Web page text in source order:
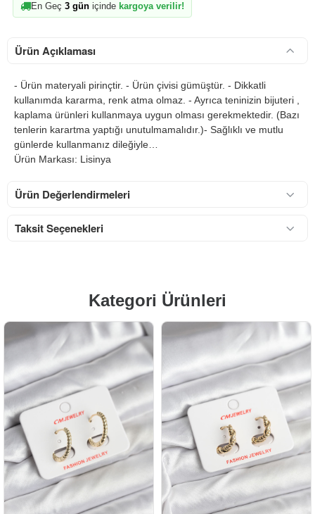
En Geç 3 gün içinde kargoya verilir!
Ürün Açıklaması
- Ürün materyali pirinçtir. - Ürün çivisi gümüştür. - Dikkatli
kullanımda kararma, renk atma olmaz. - Ayrıca teninizin bijuteri ,
kaplama ürünleri kullanmaya uygun olması gerekmektedir. (Bazı
tenlerin karartma yaptığı unutulmamalıdır.)- Sağlıklı ve mutlu
günlerde kullanmanız dileğiyle…
Ürün Markası: Lisinya
Ürün Değerlendirmeleri
Taksit Seçenekleri
Kategori Ürünleri